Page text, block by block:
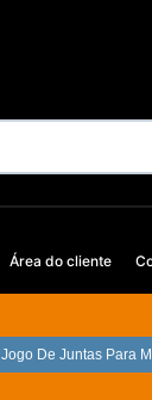
Área do cliente
Jogo De Juntas Para